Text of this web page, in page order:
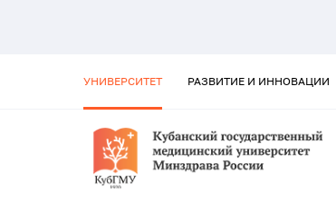
УНИВЕРСИТЕТ РАЗВИТИЕ И ИННОВАЦИИ